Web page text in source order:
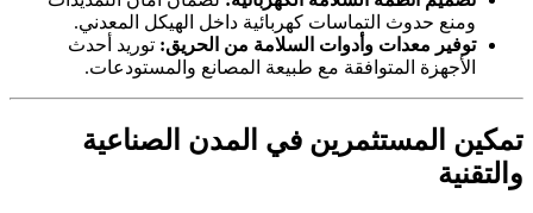
ومنع حدوث التماسات كهربائية داخل الهيكل المعدني.
توفير معدات وأدوات السلامة من الحريق: توريد أحدث
الأجهزة المتوافقة مع طبيعة المصانع والمستودعات.
المستثمرين في المدن الصناعية